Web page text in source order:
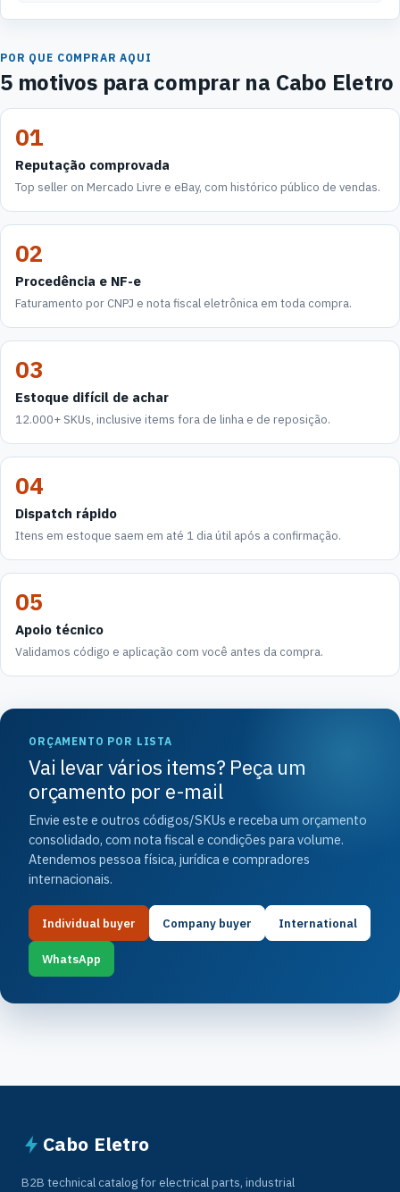
POR QUE COMPRAR AQUI
5 motivos para comprar na Cabo Eletro
01
Reputação comprovada
Top seller on Mercado Livre e eBay, com histórico público de vendas.
02
Procedência e NF-e
Faturamento por CNPJ e nota fiscal eletrônica em toda compra.
03
Estoque difícil de achar
12.000+ SKUs, inclusive items fora de linha e de reposição.
04
Dispatch rápido
Itens em estoque saem em até 1 dia útil após a confirmação.
05
Apoio técnico
Validamos código e aplicação com você antes da compra.
ORÇAMENTO POR LISTA
Vai levar vários items? Peça um
orçamento por e-mail
Envie este e outros códigos/SKUs e receba um orçamento
consolidado, com nota fiscal e condições para volume.
Atendemos pessoa física, jurídica e compradores
internacionais.
Individual buyer Company buyer International
WhatsApp
Cabo Eletro
B2B technical catalog for electrical parts, industrial